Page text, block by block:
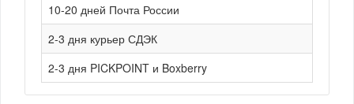
10-20 дней Почта России
2-3 дня курьер СДЭК
2-3 дня PICKPOINT и Boxberry